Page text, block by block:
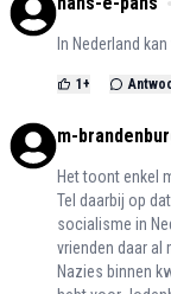
In Nederland
1 +
m-
Het toont enkel
Tel daarbij op
socialisme in
vrienden daar al
Nazies binnen